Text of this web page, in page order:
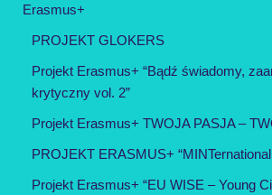
Erasmus+
PROJEKT GLOKERS
Projekt Erasmus+ “Bądź świadomy,
krytyczny vol. 2”
Projekt Erasmus+ TWOJA PASJA –
PROJEKT ERASMUS+
Projekt Erasmus+ “EU WISE – Young